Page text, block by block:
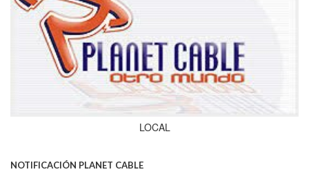
LOCAL
NOTIFICACIÓN PLANET CABLE